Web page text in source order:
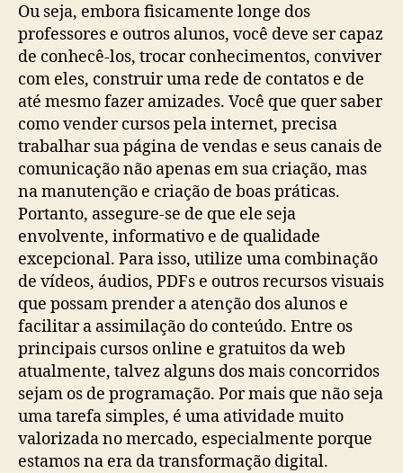
Ou seja, embora fisicamente longe dos
professores e outros alunos, você deve ser capaz
de conhecê-los, trocar conhecimentos, conviver
com eles, construir uma rede de contatos e de
até mesmo fazer amizades. Você que quer saber
como vender cursos pela internet, precisa
trabalhar sua página de vendas e seus canais de
comunicação não apenas em sua criação, mas
na manutenção e criação de boas práticas.
Portanto, assegure-se de que ele seja
envolvente, informativo e de qualidade
excepcional. Para isso, utilize uma combinação
de vídeos, áudios, PDFs e outros recursos visuais
que possam prender a atenção dos alunos e
facilitar a assimilação do conteúdo. Entre os
principais cursos online e gratuitos da web
atualmente, talvez alguns dos mais concorridos
sejam os de programação. Por mais que não seja
uma tarefa simples, é uma atividade muito
valorizada no mercado, especialmente porque
estamos na era da transformação digital.